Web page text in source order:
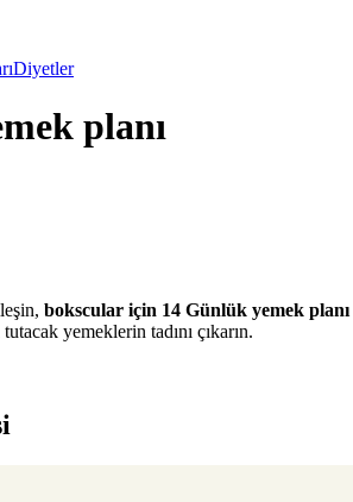
Diyetler
planı
bokscular için 14 Günlük yemek planı
yemeklerin tadını çıkarın.